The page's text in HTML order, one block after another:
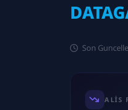
Son
ALIS